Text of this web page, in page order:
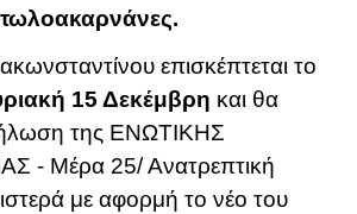
επισκέπτεται το
15 Δεκέμβρη και θα
της ΕΝΩΤΙΚΗΣ
- Μέρα 25/ Ανατρεπτική
με αφορμή το νέο του